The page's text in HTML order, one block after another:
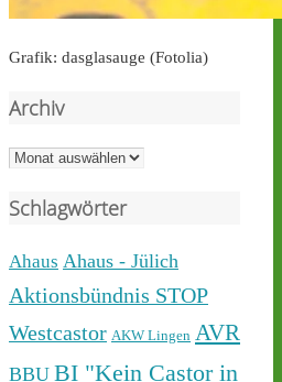
@castorstoppen.bsky.social
⋅
nach #Ahaus nun rollt,
Protest gegen die
unnötigen & gefährlichen
Atommülltransporte über
NRWs Autobahnen
Mahnwache versammelt -
Grafik: dasglasauge (Fotolia)
Archiv
Archiv
Schlagwörter
Ahaus Ahaus - Jülich
Aktionsbündnis STOP
Westcastor AKW Lingen AVR
BBU BI "Kein Castor in